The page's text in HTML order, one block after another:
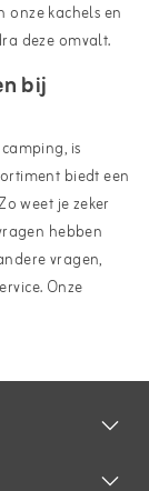
onze kachels en
deze omvalt.
bij
is
biedt een
weet je zeker
hebben
vragen,
Onze